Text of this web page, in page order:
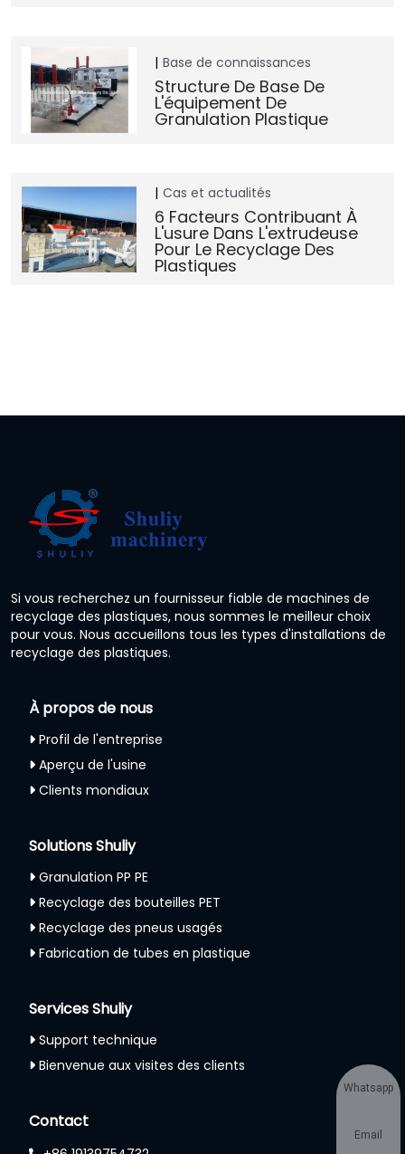
Base de connaissances
Structure De Base De
L'équipement De
Granulation Plastique
Cas et actualités
6 Facteurs Contribuant À
L'usure Dans L'extrudeuse
Pour Le Recyclage Des
Plastiques
Si vous recherchez un fournisseur fiable de machines de
recyclage des plastiques, nous sommes le meilleur choix
pour vous. Nous accueillons tous les types d'installations de
recyclage des plastiques.
À propos de nous
Profil de l'entreprise
Aperçu de l'usine
Clients mondiaux
Solutions Shuliy
Granulation PP PE
Recyclage des bouteilles PET
Recyclage des pneus usagés
Fabrication de tubes en plastique
Services Shuliy
Support technique
Bienvenue aux visites des clients
Contact
Whatsapp
Email